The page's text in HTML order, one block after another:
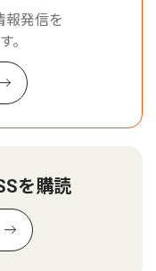
報発信を
。
を購読